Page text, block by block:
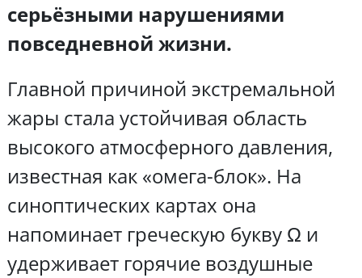
серьёзными нарушениями
повседневной жизни.
Главной причиной экстремальной
жары стала устойчивая область
высокого атмосферного давления,
известная как «омега-блок». На
синоптических картах она
напоминает греческую букву Ω и
удерживает горячие воздушные